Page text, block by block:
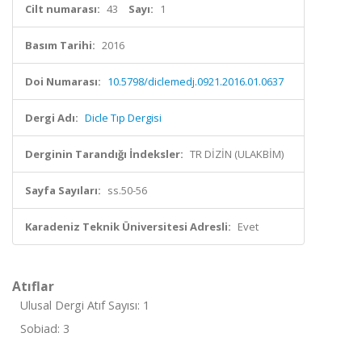
Cilt numarası: 43 Sayı: 1
Basım Tarihi: 2016
Doi Numarası: 10.5798/diclemedj.0921.2016.01.0637
Dergi Adı: Dicle Tıp Dergisi
Derginin Tarandığı İndeksler: TR DİZİN (ULAKBİM)
Sayfa Sayıları: ss.50-56
Karadeniz Teknik Üniversitesi Adresli: Evet
Atıflar
Ulusal Dergi Atıf Sayısı: 1
Sobiad: 3